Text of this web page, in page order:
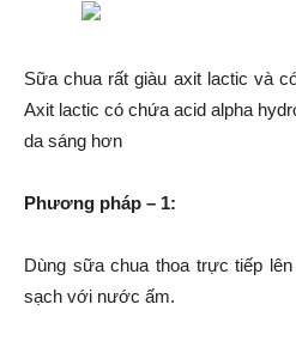
Sữa chua rất giàu axit lactic và
Axit lactic có chứa acid alpha
da sáng hơn
Phương pháp – 1:
Dùng sữa chua thoa trực tiếp
sạch với nước ấm.